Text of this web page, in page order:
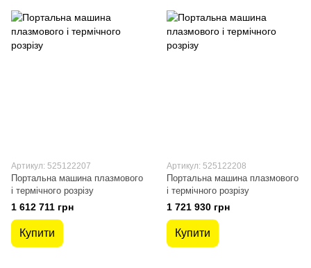
Артикул: 525122207
Портальна машина плазмового
і термічного розрізу
1 612 711 грн
Купити
Артикул: 525122208
Портальна машина плазмового
і термічного розрізу
1 721 930 грн
Купити